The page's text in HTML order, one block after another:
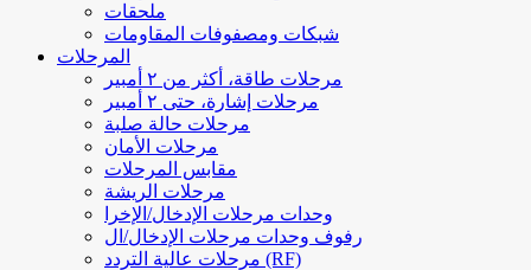
ملحقات
شبكات ومصفوفات المقاومات
المرحلات
مرحلات طاقة، أكثر من ٢ أمبير
مرحلات إشارة، حتى ٢ أمبير
مرحلات حالة صلبة
مرحلات الأمان
مقابس المرحلات
مرحلات الريشة
وحدات مرحلات الإدخال/الإخرا
رفوف وحدات مرحلات الإدخال/ال
مرحلات عالية التردد (RF)